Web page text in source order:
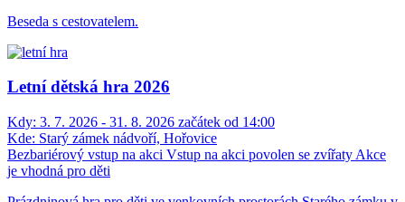
Beseda s cestovatelem.
Letní dětská hra 2026
Kdy: 3. 7. 2026 - 31. 8. 2026 začátek od 14:00
Kde: Starý zámek nádvoří, Hořovice
Bezbariérový vstup na akci Vstup na akci povolen se zvířaty Akce
je vhodná pro děti